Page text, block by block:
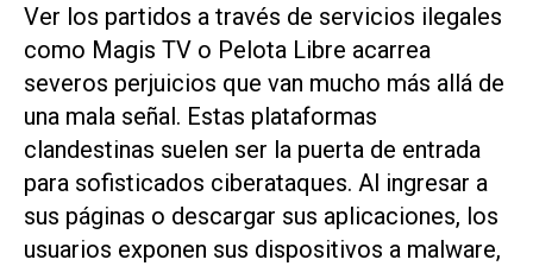
Ver los partidos a través de servicios ilegales
como Magis TV o Pelota Libre acarrea
severos perjuicios que van mucho más allá de
una mala señal. Estas plataformas
clandestinas suelen ser la puerta de entrada
para sofisticados ciberataques. Al ingresar a
sus páginas o descargar sus aplicaciones, los
usuarios exponen sus dispositivos a malware,